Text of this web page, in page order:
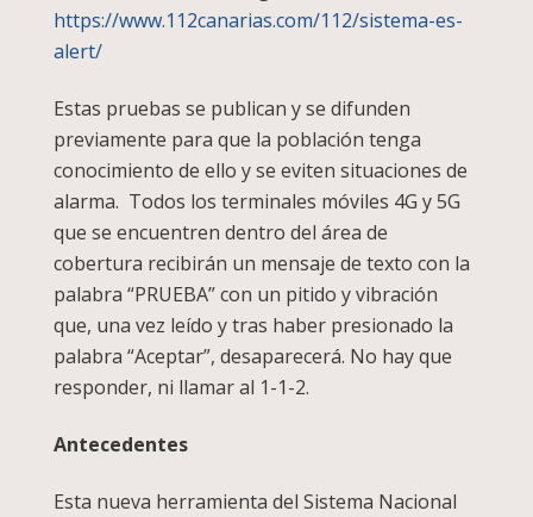
https://www.112canarias.com/112/sistema-es-
alert/
Estas pruebas se publican y se difunden
previamente para que la población tenga
conocimiento de ello y se eviten situaciones de
alarma. Todos los terminales móviles 4G y 5G
que se encuentren dentro del área de
cobertura recibirán un mensaje de texto con la
palabra “PRUEBA” con un pitido y vibración
que, una vez leído y tras haber presionado la
palabra “Aceptar”, desaparecerá. No hay que
responder, ni llamar al 1-1-2.
Antecedentes
Esta nueva herramienta del Sistema Nacional